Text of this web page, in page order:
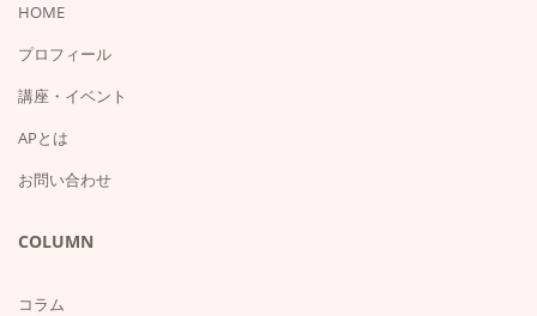
HOME
プロフィール
講座・イベント
APとは
お問い合わせ
COLUMN
コラム